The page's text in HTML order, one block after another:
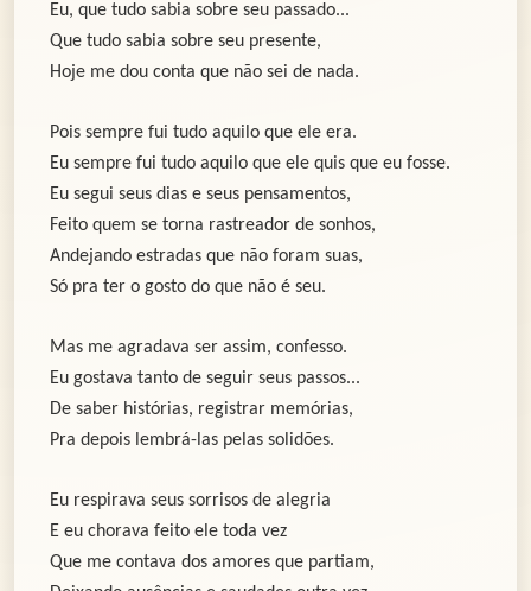
Eu, que tudo sabia sobre seu passado...
Que tudo sabia sobre seu presente,
Hoje me dou conta que não sei de nada.
Pois sempre fui tudo aquilo que ele era.
Eu sempre fui tudo aquilo que ele quis que eu fosse.
Eu segui seus dias e seus pensamentos,
Feito quem se torna rastreador de sonhos,
Andejando estradas que não foram suas,
Só pra ter o gosto do que não é seu.
Mas me agradava ser assim, confesso.
Eu gostava tanto de seguir seus passos...
De saber histórias, registrar memórias,
Pra depois lembrá-las pelas solidões.
Eu respirava seus sorrisos de alegria
E eu chorava feito ele toda vez
Que me contava dos amores que partiam,